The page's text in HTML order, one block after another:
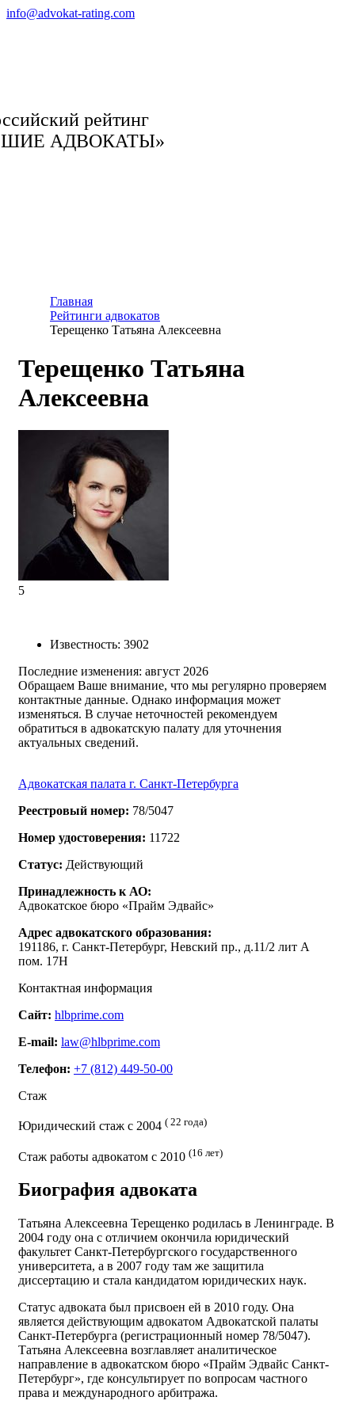
info@advokat-rating.com
рейтинг
АДВОКАТЫ»
Главная
Рейтинги адвокатов
Терещенко Татьяна Алексеевна
Терещенко Татьяна
Алексеевна
5
Известность: 3902
Последние изменения: август 2026
Обращаем Ваше внимание, что мы регулярно проверяем
контактные данные. Однако информация может
изменяться. В случае неточностей рекомендуем
обратиться в адвокатскую палату для уточнения
актуальных сведений.
Адвокатская палата г. Санкт-Петербурга
Реестровый номер: 78/5047
Номер удостоверения: 11722
Статус: Действующий
Принадлежность к АО:
Адвокатское бюро «Прайм Эдвайс»
Адрес адвокатского образования:
191186, г. Санкт-Петербург, Невский пр., д.11/2 лит А
пом. 17Н
Контактная информация
Сайт: hlbprime.com
E-mail: law@hlbprime.com
Телефон: +7 (812) 449-50-00
Стаж
Юридический стаж с 2004 ( 22 года)
Стаж работы адвокатом с 2010 (16 лет)
Биография адвоката
Татьяна Алексеевна Терещенко родилась в Ленинграде. В
2004 году она с отличием окончила юридический
факультет Санкт-Петербургского государственного
университета, а в 2007 году там же защитила
диссертацию и стала кандидатом юридических наук.
Статус адвоката был присвоен ей в 2010 году. Она
является действующим адвокатом Адвокатской палаты
Санкт-Петербурга (регистрационный номер 78/5047).
Татьяна Алексеевна возглавляет аналитическое
направление в адвокатском бюро «Прайм Эдвайс Санкт-
Петербург», где консультирует по вопросам частного
права и международного арбитража.